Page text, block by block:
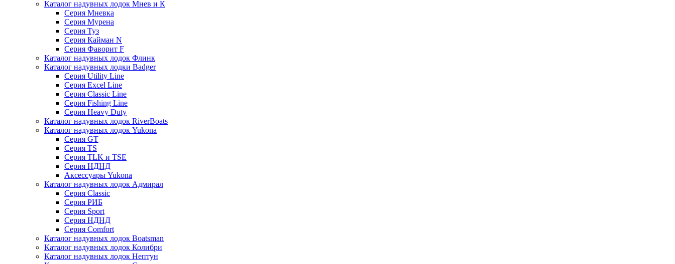
Каталог надувных лодок Мнев и К
Серия Мневка
Серия Мурена
Серия Туз
Серия Кайман N
Серия Фаворит F
Каталог надувных лодок Флинк
Каталог надувных лодки Badger
Серия Utility Line
Серия Excel Line
Серия Classic Line
Серия Fishing Line
Серия Heavy Duty
Каталог надувных лодок RiverBoats
Каталог надувных лодок Yukona
Серия GT
Серия TS
Серия TLK и TSE
Серия НДНД
Аксессуары Yukona
Каталог надувных лодок Адмирал
Серия Classic
Серия РИБ
Серия Sport
Серия НДНД
Серия Comfort
Каталог надувных лодок Boatsman
Каталог надувных лодок Колибри
Каталог надувных лодок Нептун